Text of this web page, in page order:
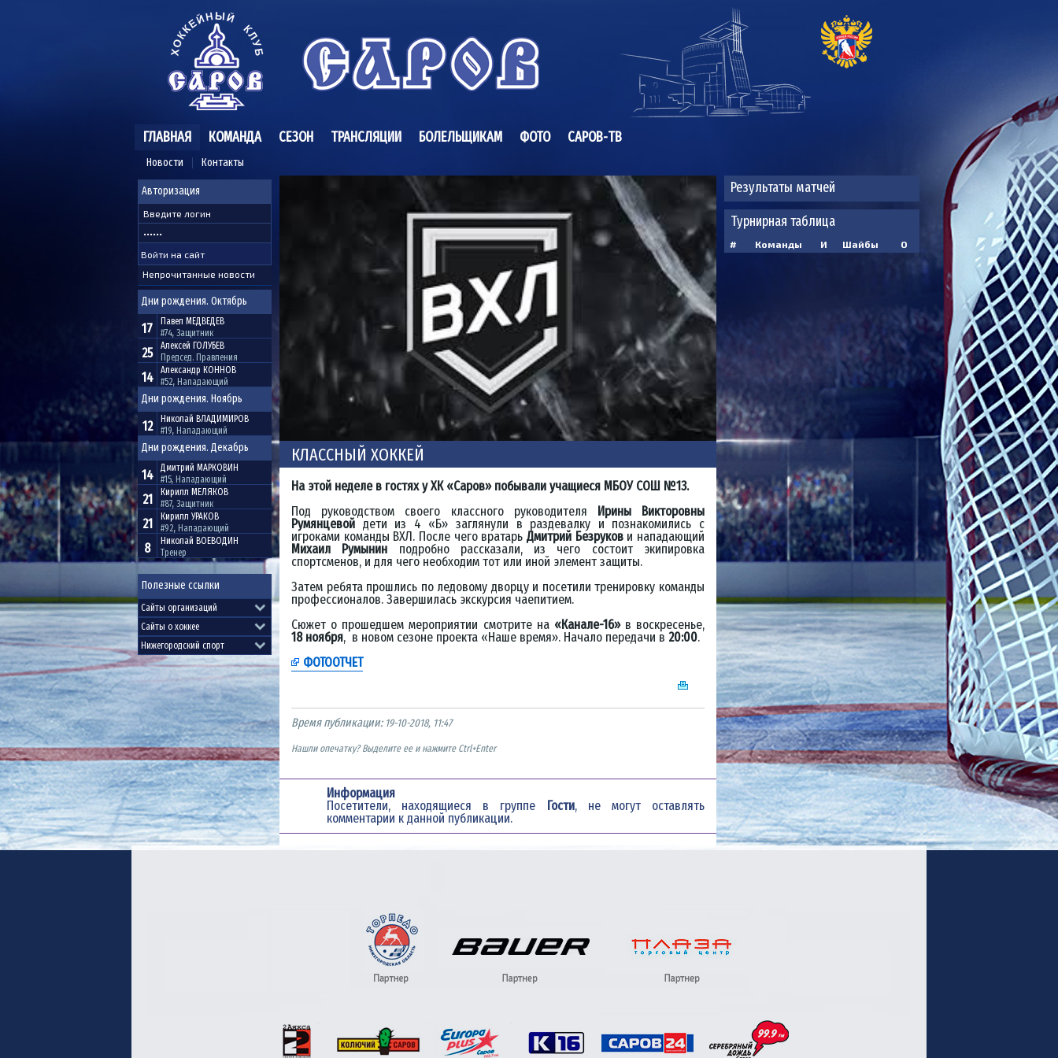
ГЛАВНАЯ
Новости Контакты
КОМАНДА СЕЗОН ТРАНСЛЯЦИИ БОЛЕЛЬЩИКАМ ФОТО САРОВ-ТВ
Авторизация
Непрочитанные новости
Дни рождения. Октябрь
17 Павел МЕДВЕДЕВ
#74, Защитник
25 Алексей ГОЛУБЕВ
Председ. Правления
14 Александр КОННОВ
#52, Нападающий
Дни рождения. Ноябрь
12 Николай ВЛАДИМИРОВ
#19, Нападающий
Дни рождения. Декабрь
14 Дмитрий МАРКОВИН
#15, Нападающий
21 Кирилл МЕЛЯКОВ
#87, Защитник
21 Кирилл УРАКОВ
#92, Нападающий
8 Николай ВОЕВОДИН
Тренер
Полезные ссылки
КЛАССНЫЙ ХОККЕЙ
На этой неделе в гостях у ХК «Саров» побывали учащиеся МБОУ СОШ №13.
Под руководством своего классного руководителя Ирины Викторовны
Румянцевой дети из 4 «Б» заглянули в раздевалку и познакомились с
игроками команды ВХЛ. После чего вратарь Дмитрий Безрукови нападающий
Михаил Румынин подробно рассказали, из чего состоит экипировка
спортсменов, и для чего необходим тот или иной элемент защиты.
Затем ребята прошлись по ледовому дворцу и посетили тренировку команды
профессионалов. Завершилась экскурсия чаепитием.
Сюжет о прошедшем мероприятии смотрите на «Канале-16»в воскресенье,
18 ноября, в новом сезоне проекта «Наше время». Начало передачи в 20:00.
ФОТООТЧЕТ
Время публикации: 19-10-2018, 11:47
Нашли опечатку? Выделите ее и нажмите Ctrl+Enter
Информация
Посетители, находящиеся в группе Гости, не могут оставлять
комментарии к данной публикации.
Результаты матчей
Турнирная таблица
# Команды И Шайбы О